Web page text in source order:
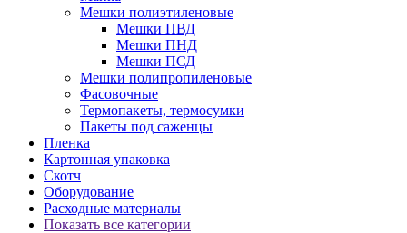
Мешки полиэтиленовые
Мешки ПВД
Мешки ПНД
Мешки ПСД
Мешки полипропиленовые
Фасовочные
Термопакеты, термосумки
Пакеты под саженцы
Пленка
Картонная упаковка
Скотч
Оборудование
Расходные материалы
Показать все категории